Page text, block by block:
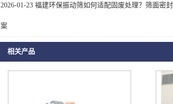
2026-01-23 福建环保振动筛如何适配固废处理？筛面密
案
相关产品